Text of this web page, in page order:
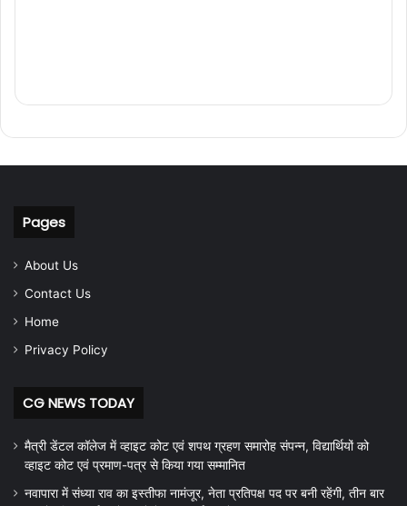
Pages
About Us
Contact Us
Home
Privacy Policy
CG NEWS TODAY
मैत्री डेंटल कॉलेज में व्हाइट कोट एवं शपथ ग्रहण समारोह संपन्न, विद्यार्थियों को
व्हाइट कोट एवं प्रमाण-पत्र से किया गया सम्मानित
नवापारा में संध्या राव का इस्तीफा नामंजूर, नेता प्रतिपक्ष पद पर बनी रहेंगी, तीन बार